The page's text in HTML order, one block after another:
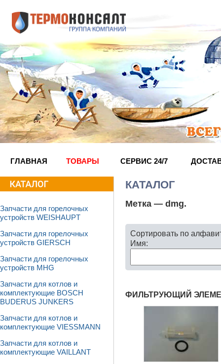
ГЛАВНАЯ ТОВАРЫ СЕРВИС 24/7
Запчасти для горелочных
устройств WEISHAUPT
Запчасти для горелочных
устройств GIERSCH
Запчасти для горелочных
устройств MHG
Запчасти для котлов и
комплектующие BOSCH
BUDERUS JUNKERS
Запчасти для котлов и
комплектующие VIESSMANN
Запчасти для котлов и
комплектующие VAILLANT
КАТАЛОГ
Метка — dmg.
Сортировать по
Имя:
ФИЛЬТРУЮЩИЙ